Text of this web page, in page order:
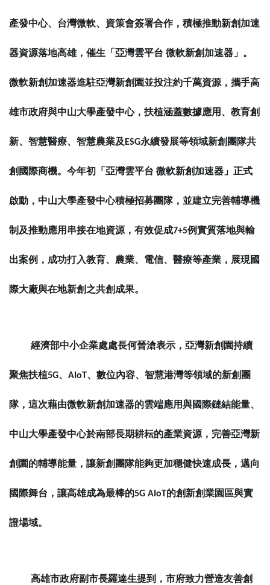
產發中心、台灣微軟、資策會簽署合作，積極推動新創加速
器資源落地高雄，催生「亞灣雲平台 微軟新創加速器」。
微軟新創加速器進駐亞灣新創園並投注約千萬資源，攜手高
雄市政府與中山大學產發中心，扶植涵蓋數據應用、教育創
新、智慧醫療、智慧農業及 ESG永續發展等領域新創團隊共
創國際商機。今年初「亞灣雲平台 微軟新創加速器」正式
啟動，中山大學產發中心積極招募團隊，並建立完善輔導機
制及推動應用串接在地資源，有效促成7+5例實質落地與輸
出案例，成功打入教育、農業、電信、醫療等產業，展現國
際大廠與在地新創之共創成果。
經濟部中小企業處處長何晉滄表示，亞灣新創園持續
聚焦扶植5G、 AIoT、數位內容、智慧港灣等領域的新創團
隊，這次藉由微軟新創加速器的雲端應用與國際鏈結能量、
中山大學產發中心於南部長期耕耘的產業資源，完善亞灣新
創園的輔導能量，讓新創團隊能夠更加穩健快速成長，邁向
國際舞台，讓高雄成為最棒的5G AIoT的創新創業園區與實
證場域。
高雄市政府副市長羅達生提到，市府致力營造友善創